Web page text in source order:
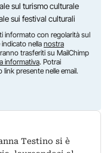
sul turismo culturale
sui festival culturali
informato con regolarità sul
nella nostra
trasferiti su MailChimp
informativa. Potrai
presente nelle email.
Testino si è